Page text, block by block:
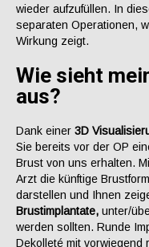
wieder aufzufüllen. In
separaten Operationen,
Wirkung zeigt.
Wie sieht
aus?
Dank einer 3D
Sie bereits vor der OP
Brust von uns erhalten.
Arzt die künftige
darstellen und Ihnen
Brustimplantate, unter/
werden sollten. Runde
Dekolleté mit vorwiegend